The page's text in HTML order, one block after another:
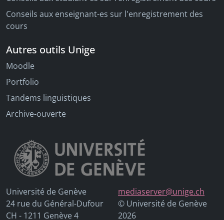
Conseils aux enseignant-es sur l'enregistrement des
cours
Autres outils Unige
Moodle
Portfolio
Tandems linguistiques
Archive-ouverte
Université de Genève
24 rue du Général-Dufour
CH - 1211 Genève 4
mediaserver@unige.ch
© Université de Genève
2026